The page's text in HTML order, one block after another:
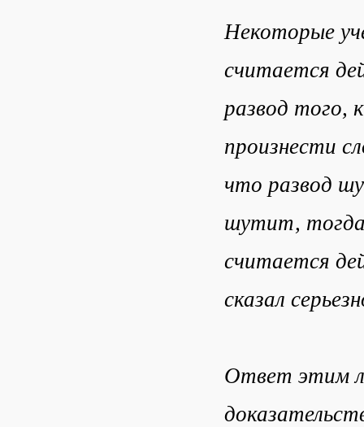
Некоторые
считается
развод того,
произнести
что развод
шутит,
считается
сказал
Ответ этим